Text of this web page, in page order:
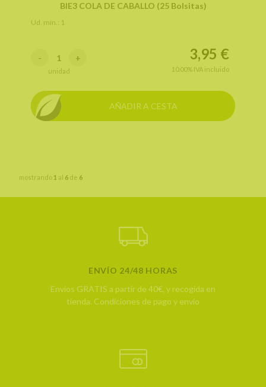
BIE3 COLA DE CABALLO (25 Bolsitas)
Ud. mín.: 1
3,95 €
10.00% IVA incluido
- +
unidad
AÑADIR A CESTA
mostrando 1 al 6 de 6
ENVÍO 24/48 HORAS
Envíos GRATIS a partir de 40€, y recogida en
tienda. Condiciones de pago y envío